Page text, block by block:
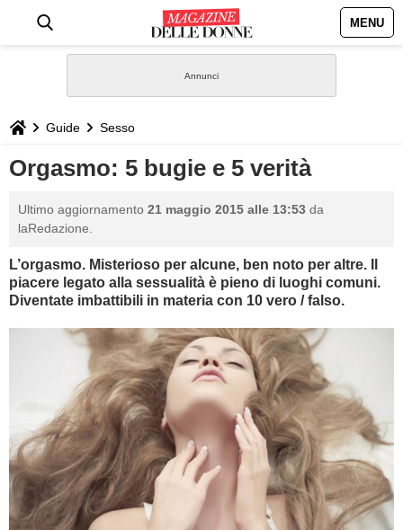
MENU
STILE
BIOGRAFIE
GASTRONOMIA
BAMBINO
DIETA
GUIDE
Guide Sesso
Orgasmo: 5 bugie e 5 verità
Ultimo aggiornamento 21 maggio 2015 alle 13:53 da
laRedazione.
L’orgasmo. Misterioso per alcune, ben noto per altre. Il
piacere legato alla sessualità è pieno di luoghi comuni.
Diventate imbattibili in materia con 10 vero / falso.